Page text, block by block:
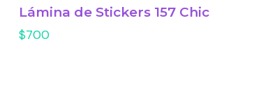
Lámina de Stickers 157 Chic
$700